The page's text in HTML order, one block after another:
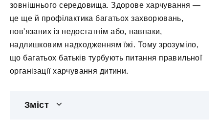
зовнішнього середовища. Здорове харчування —
це ще й профілактика багатьох захворювань,
пов'язаних із недостатнім або, навпаки,
надлишковим надходженням їжі. Тому зрозуміло,
що багатьох батьків турбують питання правильної
організації харчування дитини.
Зміст